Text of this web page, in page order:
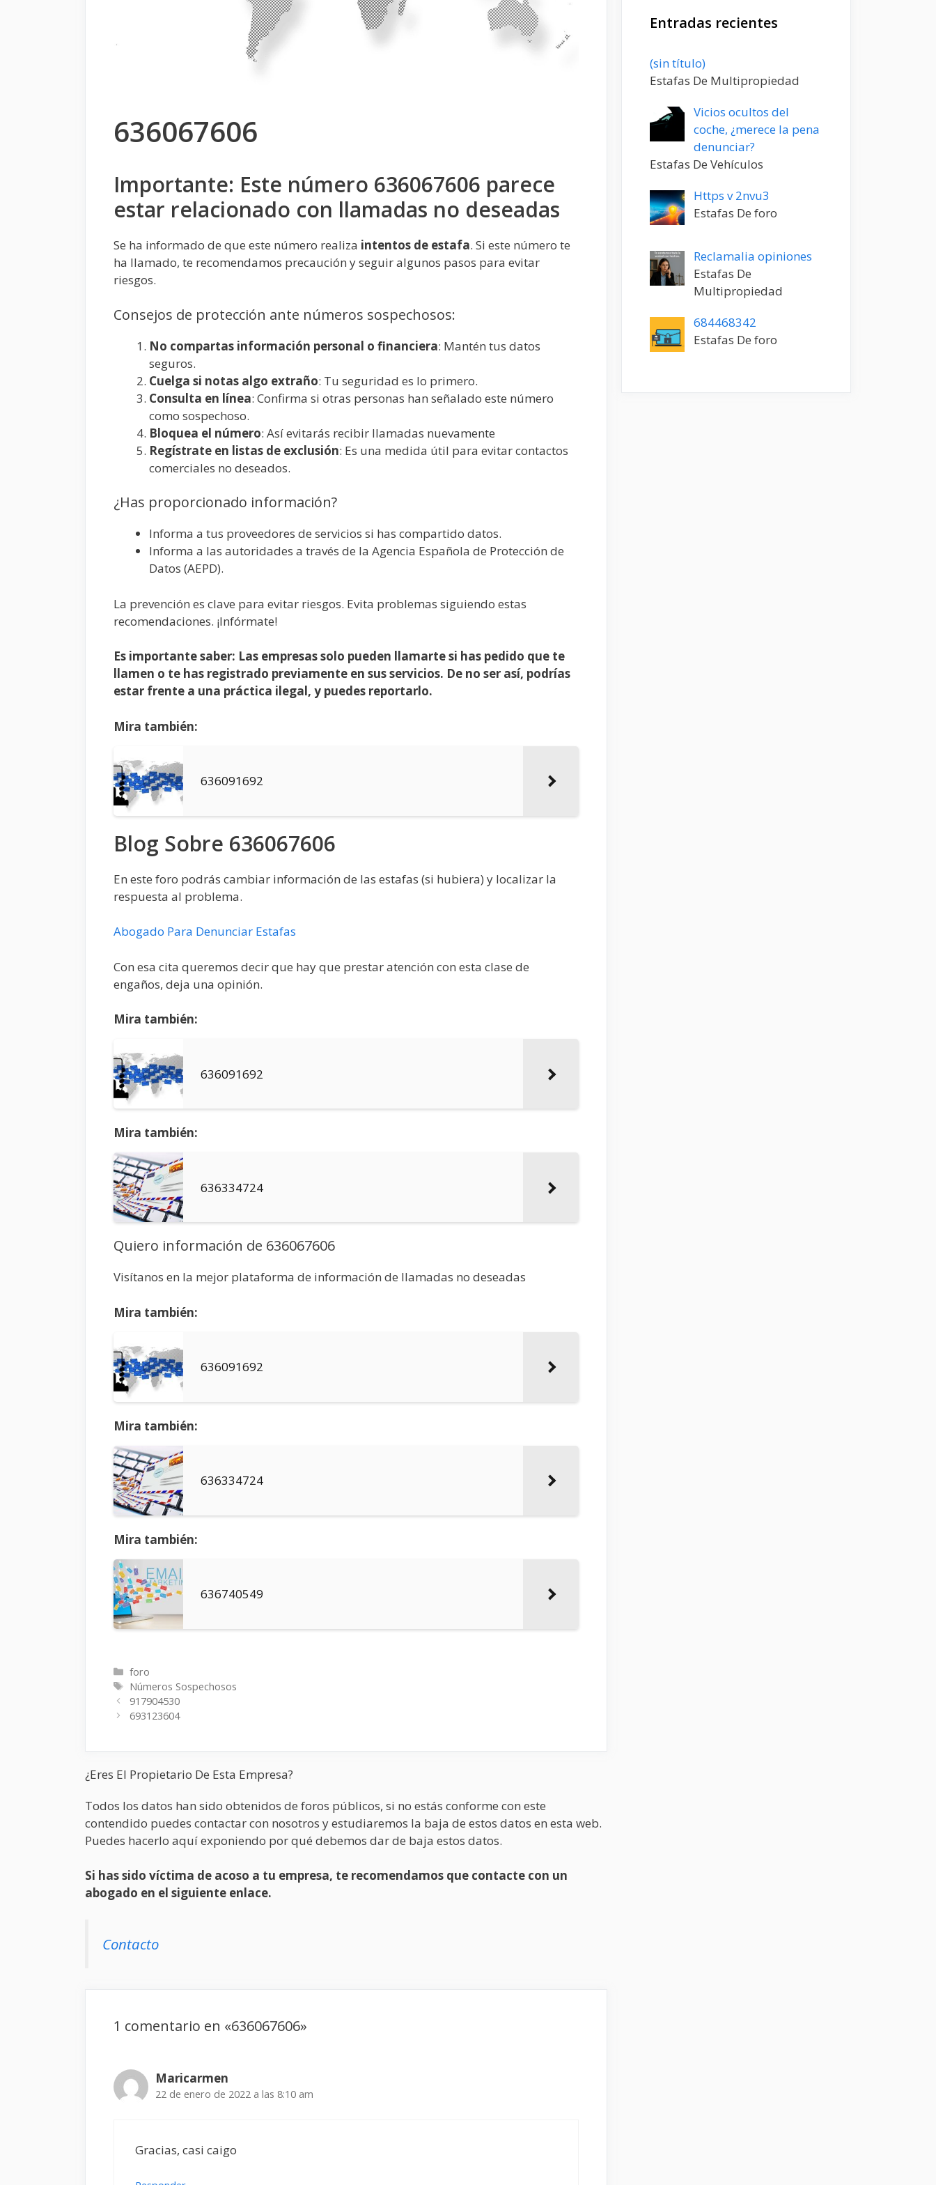
636067606
Importante: Este número 636067606 parece
estar relacionado con llamadas no deseadas
Se ha informado de que este número realiza intentos de estafa. Si este número te
ha llamado, te recomendamos precaución y seguir algunos pasos para evitar
riesgos.
Consejos de protección ante números sospechosos:
No compartas información personal o financiera: Mantén tus datos
seguros.
Cuelga si notas algo extraño: Tu seguridad es lo primero.
Consulta en línea: Confirma si otras personas han señalado este número
como sospechoso.
Bloquea el número: Así evitarás recibir llamadas nuevamente
Regístrate en listas de exclusión: Es una medida útil para evitar contactos
comerciales no deseados.
¿Has proporcionado información?
Informa a tus proveedores de servicios si has compartido datos.
Informa a las autoridades a través de la Agencia Española de Protección de
Datos (AEPD).
La prevención es clave para evitar riesgos. Evita problemas siguiendo estas
recomendaciones. ¡Infórmate!
Es importante saber: Las empresas solo pueden llamarte si has pedido que te
llamen o te has registrado previamente en sus servicios. De no ser así, podrías
estar frente a una práctica ilegal, y puedes reportarlo.
Mira también:
636091692
Blog Sobre 636067606
En este foro podrás cambiar información de las estafas (si hubiera) y localizar la
respuesta al problema.
Abogado Para Denunciar Estafas
Con esa cita queremos decir que hay que prestar atención con esta clase de
engaños, deja una opinión.
Mira también:
636091692
Mira también:
636334724
Quiero información de 636067606
Visítanos en la mejor plataforma de información de llamadas no deseadas
Mira también:
636091692
Mira también:
636334724
Mira también:
636740549
Categorías
foro
Etiquetas
Números Sospechosos
917904530
693123604
¿Eres El Propietario De Esta Empresa?
Todos los datos han sido obtenidos de foros públicos, si no estás conforme con este
contendido puedes contactar con nosotros y estudiaremos la baja de estos datos en esta web.
Puedes hacerlo aquí exponiendo por qué debemos dar de baja estos datos.
Si has sido víctima de acoso a tu empresa, te recomendamos que contacte con un
abogado en el siguiente enlace.
Contacto
1 comentario en «636067606»
Maricarmen
22 de enero de 2022 a las 8:10 am
Gracias, casi caigo
Entradas recientes
(sin título)Entrada
20198
Estafas De Multipropiedad
Vicios ocultos del
coche, ¿merece la pena
denunciar?
Estafas De Vehículos
Https v 2nvu3
Estafas De foro
Reclamalia opiniones
Estafas De
Multipropiedad
684468342
Estafas De foro